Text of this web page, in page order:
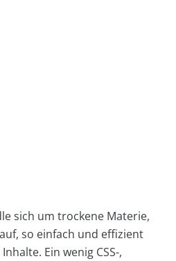
sich um trockene Materie,
so einfach und effizient
Ein wenig CSS-,